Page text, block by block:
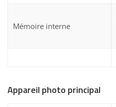
Mémoire interne
Appareil photo principal